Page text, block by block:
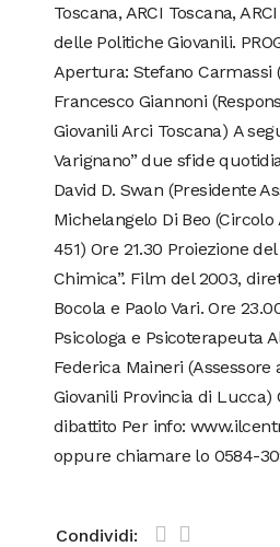
Toscana, ARCI Toscana,
delle Politiche Giovanili.
Apertura: Stefano Carmassi
Francesco Giannoni
Giovanili Arci Toscana) A
Varignano” due sfide
David D. Swan (Presidente
Michelangelo Di Beo (Circolo
451) Ore 21.30 Proiezione
Chimica”. Film del 2003,
Bocola e Paolo Vari. Ore
Psicologa e Psicoterapeuta
Federica Maineri (Assessore
Giovanili Provincia di Lucca)
dibattito Per info:
oppure chiamare lo 0584-
Condividi: